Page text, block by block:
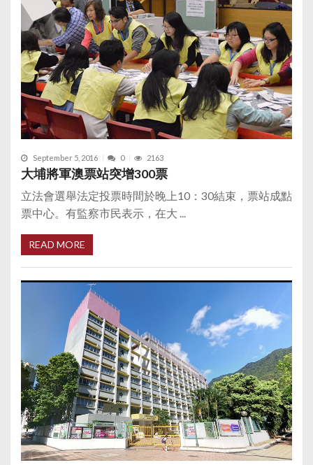
September 5, 2016 0 2163
大埔將軍澳票站突增300票
立法會選舉法定投票時間於晚上10：30結束，票站成點
票中心。有監察市民表示，在大 ...
READ MORE